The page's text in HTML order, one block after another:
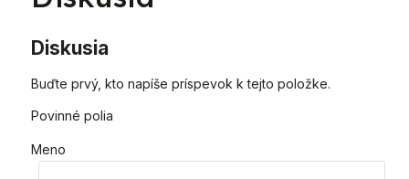
Diskusia
Buďte prvý, kto napíše príspevok k tejto položke.
Povinné polia
Meno